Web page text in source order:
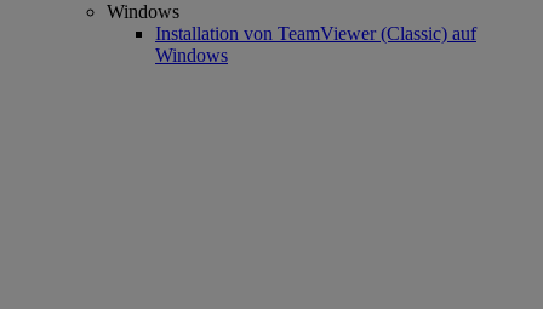
Windows
Installation von TeamViewer (Classic) auf
Windows